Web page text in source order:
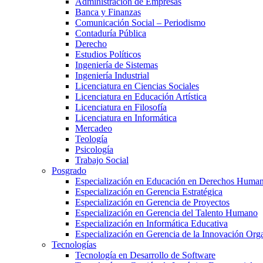
Banca y Finanzas
Comunicación Social – Periodismo
Contaduría Pública
Derecho
Estudios Políticos
Ingeniería de Sistemas
Ingeniería Industrial
Licenciatura en Ciencias Sociales
Licenciatura en Educación Artística
Licenciatura en Filosofía
Licenciatura en Informática
Mercadeo
Teología
Psicología
Trabajo Social
Posgrado
Especialización en Educación en Derechos
Especialización en Gerencia Estratégica
Especialización en Gerencia de Proyectos
Especialización en Gerencia del Talento Humano
Especialización en Informática Educativa
Especialización en Gerencia de la Innovación
Tecnologías
Tecnología en Desarrollo de Software